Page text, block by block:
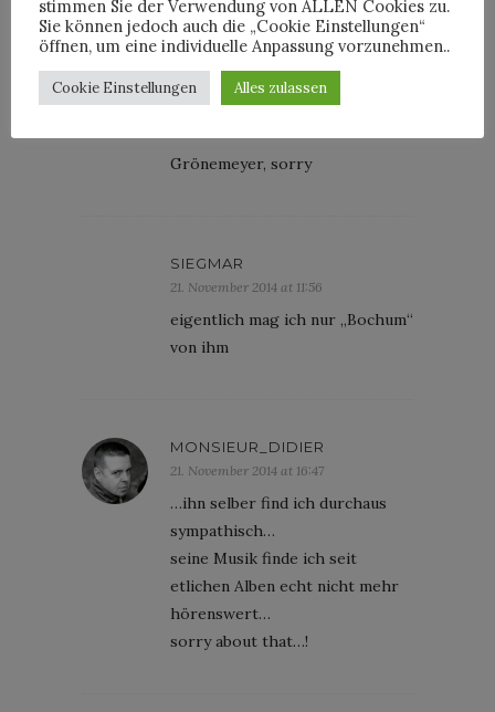
gestern von Gröbemeyer
MANFRED
Grönemeyer, sorry
SIEGMAR
21. November 2014 at 11:56
eigentlich mag ich nur „Bochum“
von ihm
MONSIEUR_DIDIER
21. November 2014 at 16:47
…ihn selber find ich durchaus
sympathisch…
seine Musik finde ich seit
etlichen Alben echt nicht mehr
hörenswert…
sorry about that…!
stimmen Sie der Verwendung von ALLEN Cookies zu.
Sie können jedoch auch die „Cookie Einstellungen“
öffnen, um eine individuelle Anpassung vorzunehmen..
Cookie Einstellungen Alles zulassen